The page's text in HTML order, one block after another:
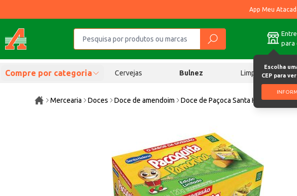
App Meu
para
Escolha
CEP para
Compre por categoria Cervejas Bulnez Limpeza
Mercearia Doces Doce de amendoim Doce de Paçoca Santa Helena